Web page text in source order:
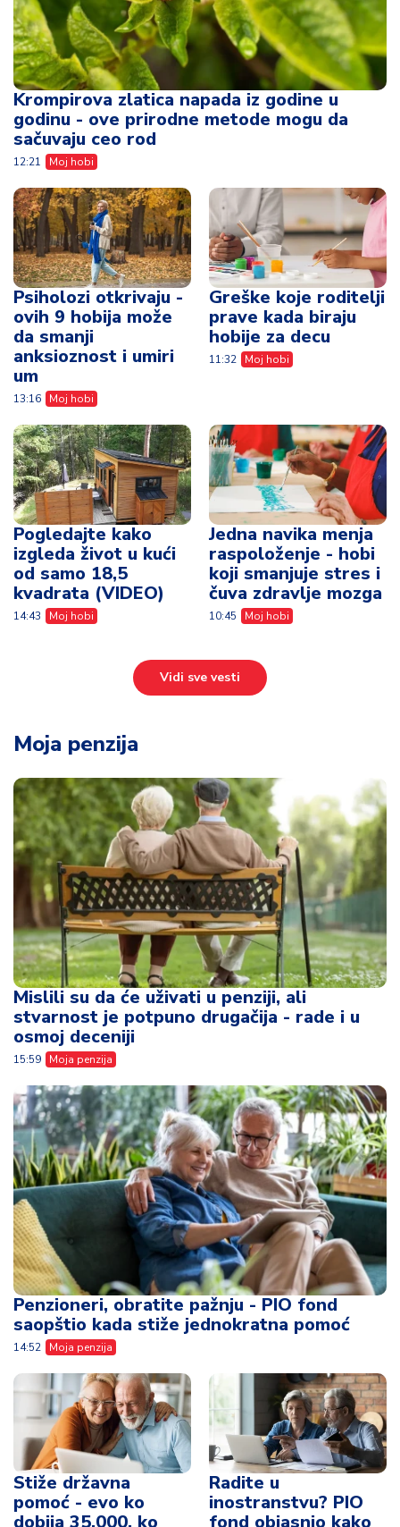
Krompirova zlatica napada iz godine u
godinu - ove prirodne metode mogu da
sačuvaju ceo rod
12:21 Moj hobi
Psiholozi otkrivaju -
ovih 9 hobija može
da smanji
anksioznost i umiri
um
13:16 Moj hobi
Greške koje roditelji
prave kada biraju
hobije za decu
11:32 Moj hobi
Pogledajte kako
izgleda život u kući
od samo 18,5
kvadrata (VIDEO)
14:43 Moj hobi
Jedna navika menja
raspoloženje - hobi
koji smanjuje stres i
čuva zdravlje mozga
10:45 Moj hobi
Vidi sve vesti
Moja penzija
Mislili su da će uživati u penziji, ali
stvarnost je potpuno drugačija - rade i u
osmoj deceniji
15:59 Moja penzija
Penzioneri, obratite pažnju - PIO fond
saopštio kada stiže jednokratna pomoć
14:52 Moja penzija
Stiže državna
pomoć - evo ko
dobija 35.000, ko
Radite u
inostranstvu? PIO
fond objasnio kako